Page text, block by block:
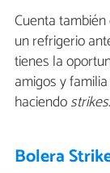
Cuenta
un refrigerio
tienes la
amigos y
haciendostrikes.
Bolera